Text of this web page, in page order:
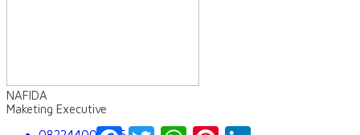
NAFIDA
Maketing Executive
FacebookTwitterWhatsAppPinterest